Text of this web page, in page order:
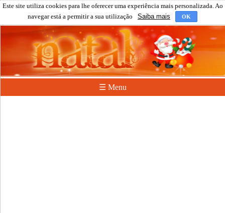
Este site utiliza cookies para lhe oferecer uma experiência mais personalizada. Ao
navegar está a permitir a sua utilização
Saiba mais OK
☰ Menu